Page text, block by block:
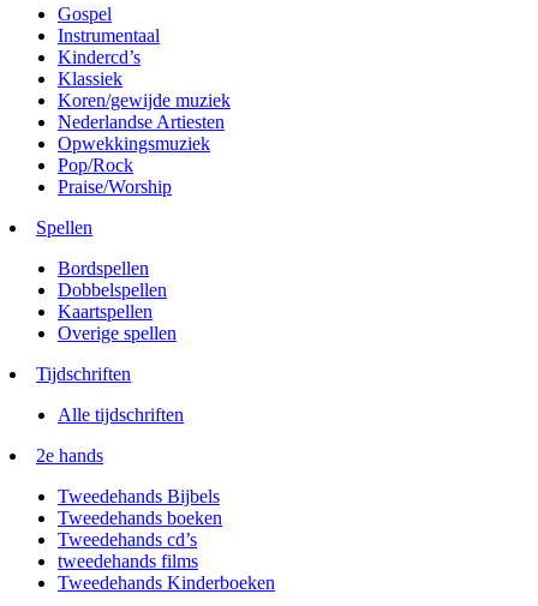
Gospel
Instrumentaal
Kindercd’s
Klassiek
Koren/gewijde muziek
Nederlandse Artiesten
Opwekkingsmuziek
Pop/Rock
Praise/Worship
Spellen
Bordspellen
Dobbelspellen
Kaartspellen
Overige spellen
Tijdschriften
Alle tijdschriften
2e hands
Tweedehands Bijbels
Tweedehands boeken
Tweedehands cd’s
tweedehands films
Tweedehands Kinderboeken